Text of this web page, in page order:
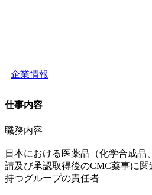
企業情報
仕事内容
職務内容
日本における医薬品（化学合成品
請及び承認取得後のCMC薬事に
持つグループの責任者